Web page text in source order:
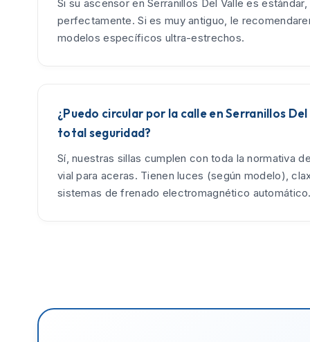
Si su ascensor en Serranillos Del Valle es
perfectamente. Si es muy antiguo, le
modelos específicos ultra-estrechos.
¿Puedo circular por la calle en Serranillos
total seguridad?
Sí, nuestras sillas cumplen con toda la normativa
vial para aceras. Tienen luces (según modelo),
sistemas de frenado electromagnético